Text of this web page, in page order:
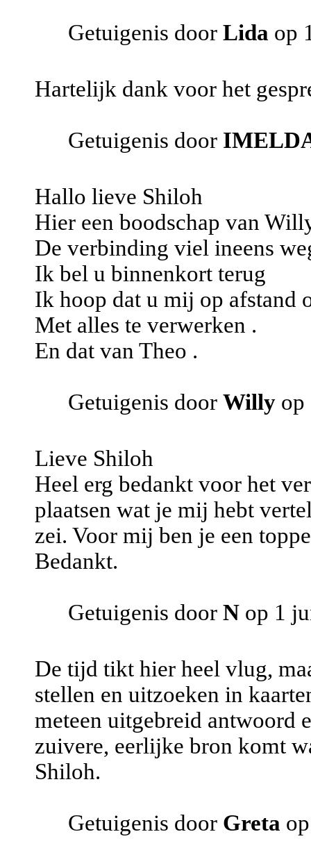
Getuigenis door Lida op
Hartelijk dank voor het
Getuigenis door
Hallo lieve Shiloh
Hier een boodschap van
De verbinding viel ineens
Ik bel u binnenkort terug
Ik hoop dat u mij op afstand
Met alles te verwerken .
En dat van Theo .
Getuigenis door Willy op
Lieve Shiloh
Heel erg bedankt voor het
plaatsen wat je mij hebt
zei. Voor mij ben je een
Bedankt.
Getuigenis door N op 1
De tijd tikt hier heel vlug,
stellen en uitzoeken in
meteen uitgebreid antwoord
zuivere, eerlijke bron komt
Shiloh.
Getuigenis door Greta